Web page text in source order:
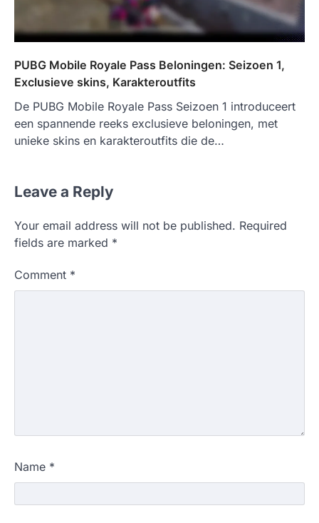
PUBG Mobile Royale Pass Beloningen: Seizoen 1,
Exclusieve skins, Karakteroutfits
De PUBG Mobile Royale Pass Seizoen 1 introduceert
een spannende reeks exclusieve beloningen, met
unieke skins en karakteroutfits die de…
Leave a Reply
Your email address will not be published. Required
fields are marked *
Comment *
Name *